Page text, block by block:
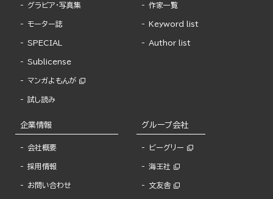
グラビア・写真集
モーター誌
SPECIAL
Sublicense
マンガよもんが
試し読み
作家一覧
Keyword list
Author list
企業情報
会社概要
採用情報
お問い合わせ
グループ会社
ビーグリー
海王社
文友舎